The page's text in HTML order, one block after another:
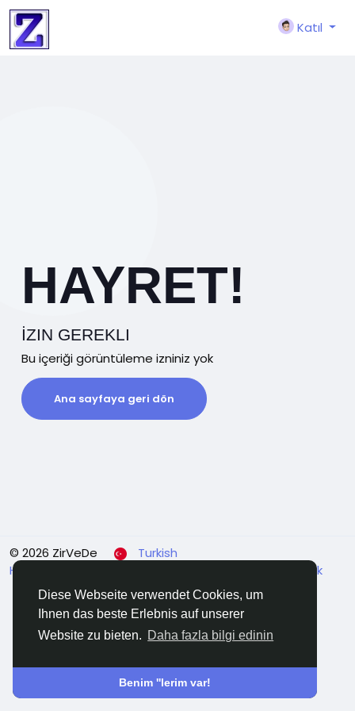
Diese Webseite verwendet Cookies, um
Ihnen das beste Erlebnis auf unserer
Website zu bieten. Daha fazla bilgi edinin
Benim ''lerim var!
Katıl
HAYRET!
İZIN GEREKLI
Bu içeriği görüntüleme izniniz yok
Ana sayfaya geri dön
© 2026 ZirVeDe
Turkish
Hakkında
Destek
Dizin